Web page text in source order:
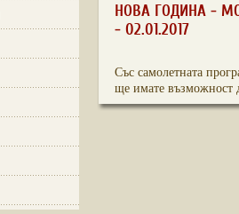
НОВА ГОДИНА -
- 02.01.2017
Със самолетната
ще имате възможност